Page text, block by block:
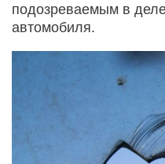
подозреваемым в
автомобиля.